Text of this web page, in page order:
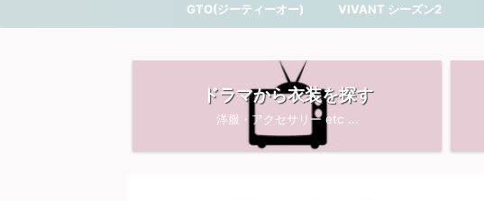
GTO(ジーティーオー) VIVANT シーズン2
ドラマから衣装を探す
洋服・アクセサリー etc ...